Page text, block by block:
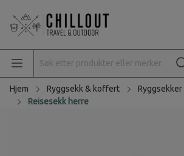
Hjem Ryggsekk & koffert Ryggsekker
Reisesekk herre